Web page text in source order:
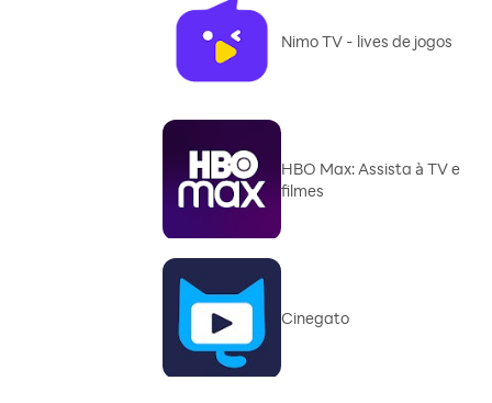
Nimo TV - lives de jogos
HBO Max: Assista à TV e
filmes
Cinegato